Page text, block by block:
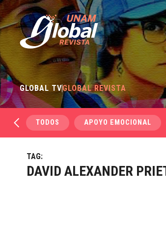
GLOBAL TVGLOBAL REVISTA
TODOS APOYO EMOCIONAL
TAG:
DAVID ALEXANDER